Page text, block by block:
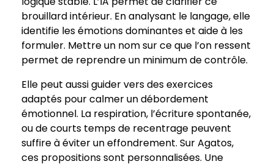
brouillard intérieur. En analysant le langage, elle
identifie les émotions dominantes et aide à les
formuler. Mettre un nom sur ce que l’on ressent
permet de reprendre un minimum de contrôle.
Elle peut aussi guider vers des exercices
adaptés pour calmer un débordement
émotionnel. La respiration, l’écriture spontanée,
ou de courts temps de recentrage peuvent
suffire à éviter un effondrement. Sur Agatos,
ces propositions sont personnalisées. Une